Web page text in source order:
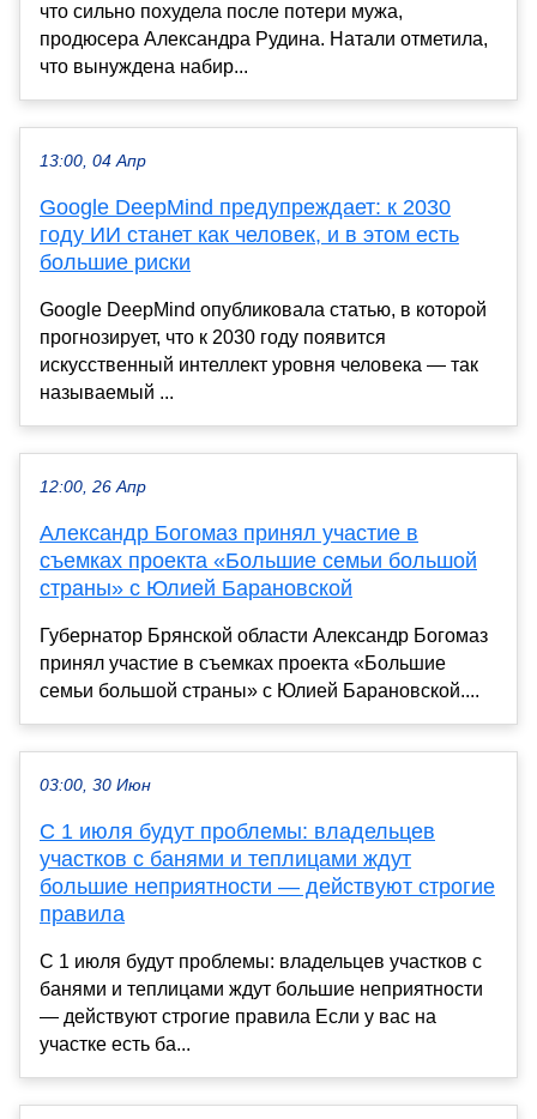
что сильно похудела после потери мужа,
продюсера Александра Рудина. Натали отметила,
что вынуждена набир...
13:00, 04 Апр
Google DeepMind предупреждает: к 2030
году ИИ станет как человек, и в этом есть
большие риски
Google DeepMind опубликовала статью, в которой
прогнозирует, что к 2030 году появится
искусственный интеллект уровня человека — так
называемый ...
12:00, 26 Апр
Александр Богомаз принял участие в
съемках проекта «Большие семьи большой
страны» с Юлией Барановской
Губернатор Брянской области Александр Богомаз
принял участие в съемках проекта «Большие
семьи большой страны» с Юлией Барановской....
03:00, 30 Июн
С 1 июля будут проблемы: владельцев
участков с банями и теплицами ждут
большие неприятности — действуют строгие
правила
С 1 июля будут проблемы: владельцев участков с
банями и теплицами ждут большие неприятности
— действуют строгие правила Если у вас на
участке есть ба...